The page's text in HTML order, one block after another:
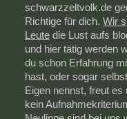
schwarzzeltvolk.de
Richtige für dich. Wir
Leute die Lust aufs
und hier tätig werden
du schon Erfahrung
hast, oder sogar
Eigen nennst, freut es
kein